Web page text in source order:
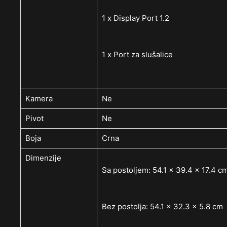
1 x Display Port 1.2
1 x Port za slušalice
Kamera Ne
Pivot Ne
Boja Crna
Dimenzije
Sa postoljem: 54.1 x 39.4 x 17.4
Bez postolja: 54.1 x 32.3 x 5.8 cm